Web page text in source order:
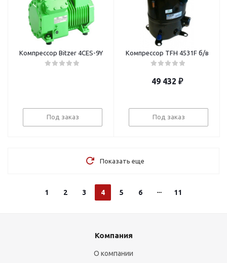
Компрессор Bitzer 4СES-9Y
Под заказ
Компрессор TFH 4531F б/в
49 432 ₽
Под заказ
Показать еще
1 2 3 4 5 6 11
Компания
О компании